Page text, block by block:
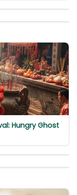
Hungry Ghost